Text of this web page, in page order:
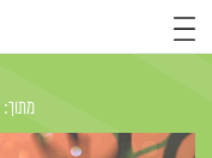
מתוך: